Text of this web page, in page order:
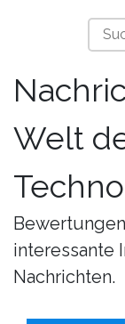
Welt
interessante
Nachrichten.